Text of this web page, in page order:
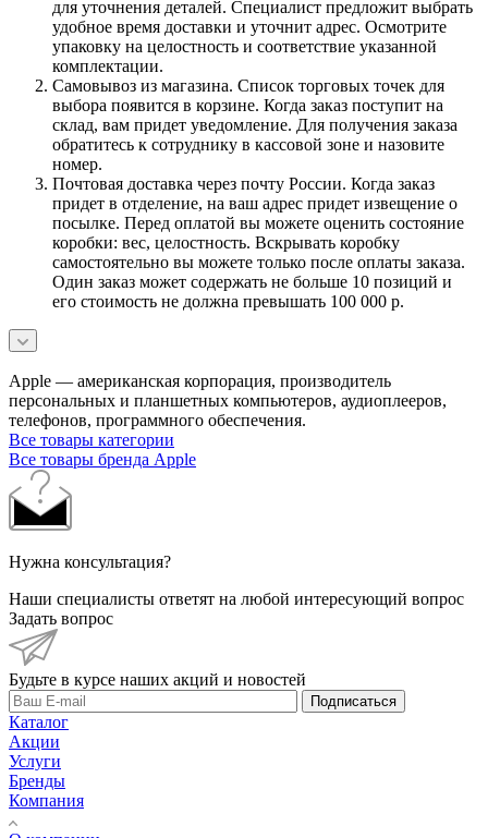
для уточнения деталей. Специалист предложит выбрать
удобное время доставки и уточнит адрес. Осмотрите
упаковку на целостность и соответствие указанной
комплектации.
Самовывоз из магазина. Список торговых точек для
выбора появится в корзине. Когда заказ поступит на
склад, вам придет уведомление. Для получения заказа
обратитесь к сотруднику в кассовой зоне и назовите
номер.
Почтовая доставка через почту России. Когда заказ
придет в отделение, на ваш адрес придет извещение о
посылке. Перед оплатой вы можете оценить состояние
коробки: вес, целостность. Вскрывать коробку
самостоятельно вы можете только после оплаты заказа.
Один заказ может содержать не больше 10 позиций и
его стоимость не должна превышать 100 000 р.
Apple — американская корпорация, производитель
персональных и планшетных компьютеров, аудиоплееров,
телефонов, программного обеспечения.
Все товары категории
Все товары бренда Apple
Нужна консультация?
Наши специалисты ответят на любой интересующий вопрос
Задать вопрос
Будьте в курсе наших акций и новостей
Подписаться
Каталог
Акции
Услуги
Бренды
Компания